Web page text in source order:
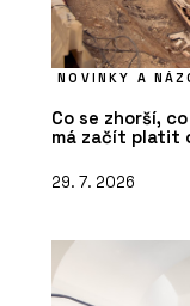
NOVINKY A
Co se zhorší,
má začít platit
29. 7. 2026